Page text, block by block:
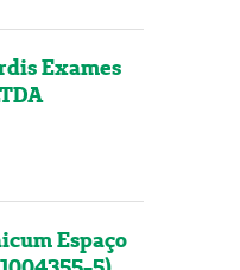
Exames
Espaço